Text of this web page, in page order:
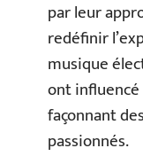
par leur
redéfinir
musique
ont influencé
façonnant
passionnés.